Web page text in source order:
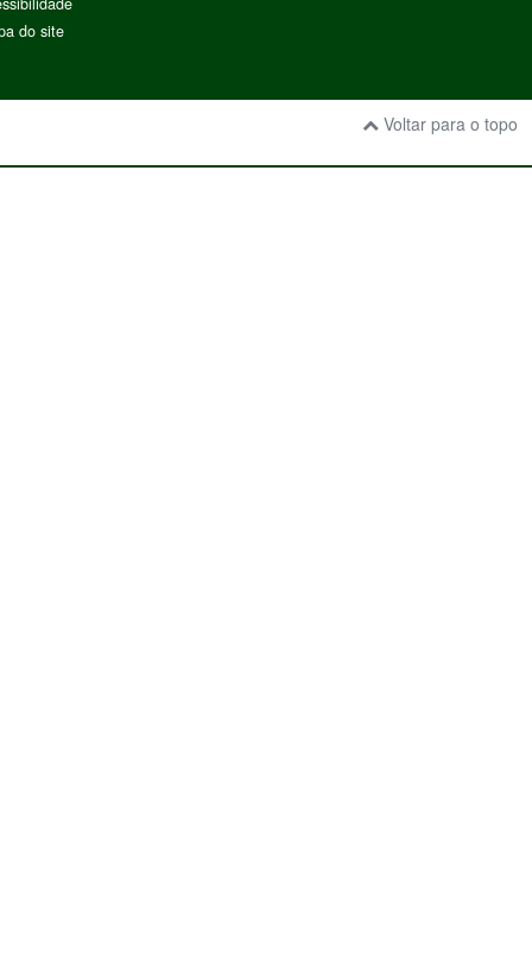
do site
Voltar para o topo